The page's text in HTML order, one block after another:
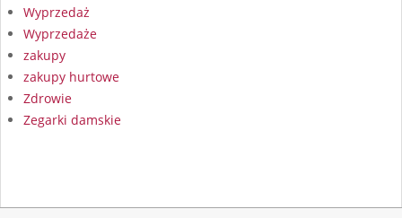
Wyprzedaż
Wyprzedaże
zakupy
zakupy hurtowe
Zdrowie
Zegarki damskie